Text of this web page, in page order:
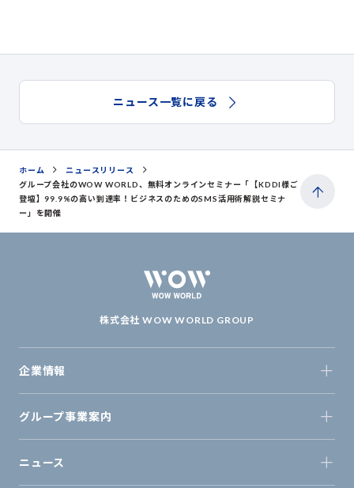
ニュース一覧に戻る
ホーム
ニュースリリース
グループ会社のWOW WORLD、無料オンラインセミナー「【KDDI様ご
登壇】99.9%の高い到達率！ビジネスのためのSMS活用術解説セミナ
ー」を開催
株式会社 WOW WORLD GROUP
企業情報
グループ事業案内
ニュース